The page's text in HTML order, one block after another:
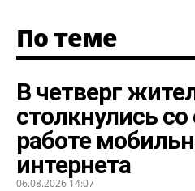
По теме
В четверг
столкнулись
работе
интернета
06.08.2026 14:07